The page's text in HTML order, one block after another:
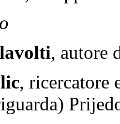
, autore
, ricercatore